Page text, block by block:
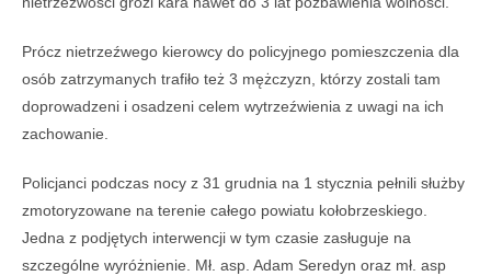
Prócz nietrzeźwego kierowcy do policyjnego pomieszczenia dla
osób zatrzymanych trafiło też 3 mężczyzn, którzy zostali tam
doprowadzeni i osadzeni celem wytrzeźwienia z uwagi na ich
zachowanie.
Policjanci podczas nocy z 31 grudnia na 1 stycznia pełnili służby
zmotoryzowane na terenie całego powiatu kołobrzeskiego.
Jedna z podjętych interwencji w tym czasie zasługuje na
szczególne wyróżnienie. Mł. asp. Adam Seredyn oraz mł. asp